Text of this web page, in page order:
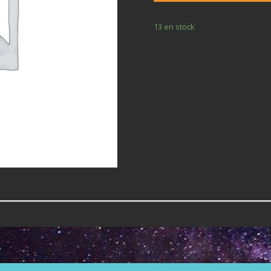
13 en stock